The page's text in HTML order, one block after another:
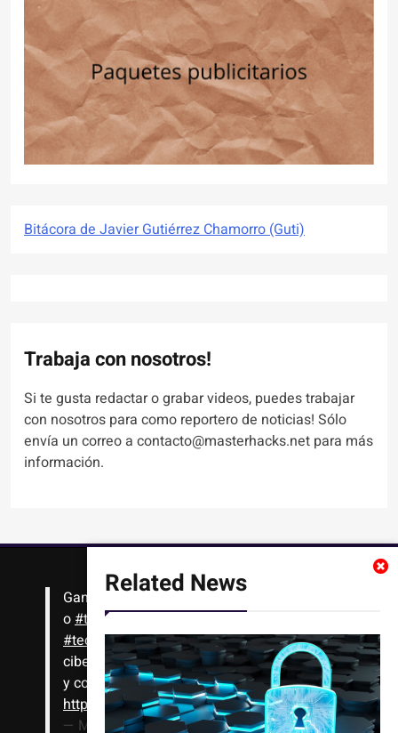
Related News
Bitácora de Javier Gutiérrez Chamorro (Guti)
Trabaja con nosotros!
Si te gusta redactar o grabar videos, puedes trabajar
con nosotros para como reportero de noticias! Sólo
envía un correo a contacto@masterhacks.net para más
información.
Gana #Bitcoin solo con leer artículos, noticias
o#tutoriales
#tecnología,#criptomonedas, seguridad
cibernética y más!! Sólo tienes que registrarte
y comenzar a navegar
https://t.co/1KjkllJEit
— Masterhacks (@Masterhacks_net)August